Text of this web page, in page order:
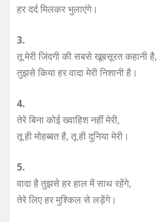
हर दर्द मिलकर भुलाएंगे।
3.
तू मेरी जिंदगी की सबसे खूबसूरत कहानी है,
तुझसे किया हर वादा मेरी निशानी है।
4.
तेरे बिना कोई ख्वाहिश नहीं मेरी,
तू ही मोहब्बत है, तू ही दुनिया मेरी।
5.
वादा है तुझसे हर हाल में साथ रहेंगे,
तेरे लिए हर मुश्किल से लड़ेंगे।